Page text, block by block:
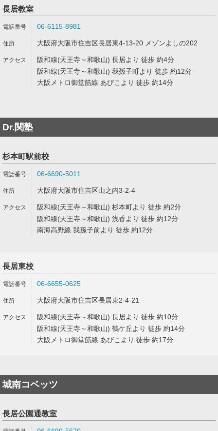
長居教室
06-6115-8981
大阪府大阪市住吉区長居東4-13-20 メゾンよしの202
阪和線(天王寺～和歌山) 長居より 徒歩 約4分
阪和線(天王寺～和歌山) 我孫子町より 徒歩 約12分
大阪メトロ御堂筋線 あびこより 徒歩 約14分
Dr.関塾
杉本町駅前校
06-6690-5011
大阪府大阪市住吉区山之内3-2-4
阪和線(天王寺～和歌山) 杉本町より 徒歩 約2分
阪和線(天王寺～和歌山) 浅香より 徒歩 約12分
南海高野線 我孫子前より 徒歩 約12分
長居東校
06-6655-0625
大阪府大阪市住吉区長居東2-4-21
阪和線(天王寺～和歌山) 長居より 徒歩 約10分
阪和線(天王寺～和歌山) 鶴ケ丘より 徒歩 約14分
大阪メトロ御堂筋線 あびこより 徒歩 約17分
城南コベッツ
長居公園通教室